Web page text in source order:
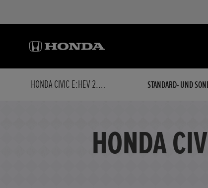
HONDA CIVIC E:HEV 2.0 I-MMD HYBRID SPORT AKTION STANDARD- UND
HONDA